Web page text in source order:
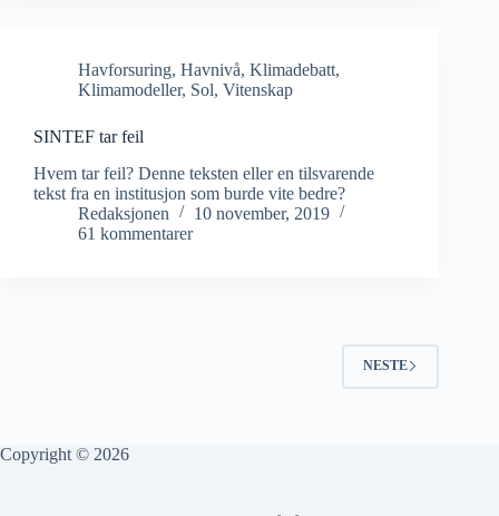
Havforsuring, Havnivå, Klimadebatt,
Klimamodeller, Sol, Vitenskap
SINTEF tar feil
Hvem tar feil? Denne teksten eller en tilsvarende
tekst fra en institusjon som burde vite bedre?
Redaksjonen
10 november, 2019
61 kommentarer
NESTE
Copyright © 2026